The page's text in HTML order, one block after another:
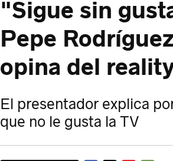
"Sigue sin
Pepe
opina del
El presentador explica
que no le gusta la TV